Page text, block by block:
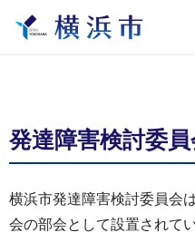
発達障害検討委員
横浜市発達障害検討委員会
会の部会として設置されてい